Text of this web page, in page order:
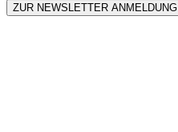
ZUR NEWSLETTER ANMELDUNG